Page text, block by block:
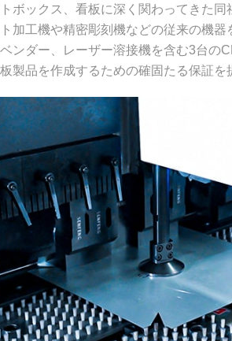
ボックス、看板に深く関わってきた
加工機や精密彫刻機などの従来の機
ンダー、レーザー溶接機を含む3台の
製品を作成するための確固たる保証を